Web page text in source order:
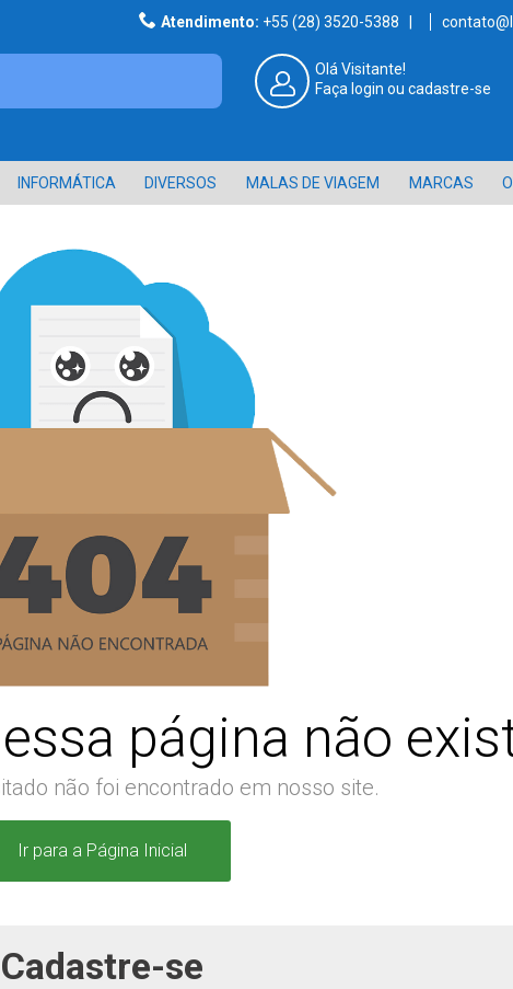
Atendimento: +55 (28) 3520-5388 |
Olá Visitante!
Faça login ou cadastre-se
INFORMÁTICA DIVERSOS MALAS DE VIAGEM MARCAS
página não
não foi encontrado em nosso site.
Ir para a Página Inicial
Cadastre-se